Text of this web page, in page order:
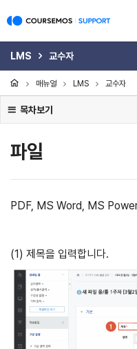
LMS 교수자
매뉴얼 LMS 교수자
목차보기
파일
PDF, MS Word, MS
(1) 제목을 입력합니다.